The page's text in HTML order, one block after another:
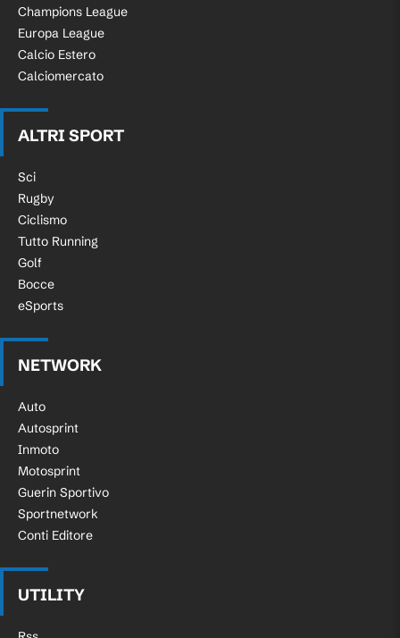
Champions League
Europa League
Calcio Estero
Calciomercato
ALTRI SPORT
Sci
Rugby
Ciclismo
Tutto Running
Golf
Bocce
eSports
NETWORK
Auto
Autosprint
Inmoto
Motosprint
Guerin Sportivo
Sportnetwork
Conti Editore
UTILITY